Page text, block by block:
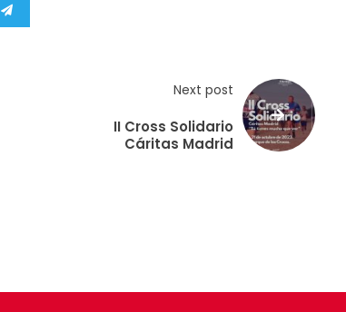
Next post
II Cross Solidario
Cáritas Madrid